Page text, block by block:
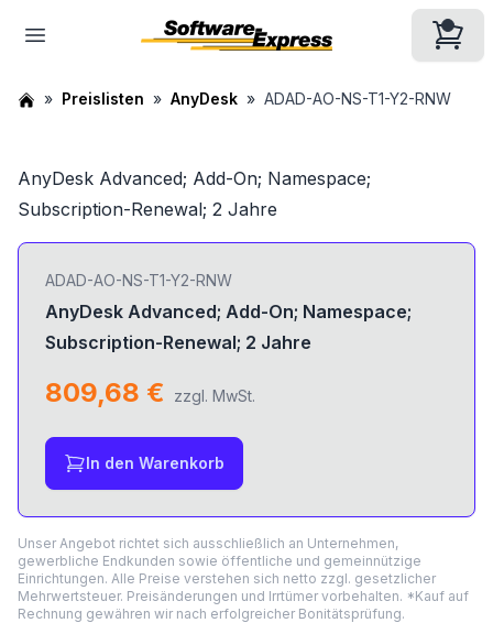
Preislisten AnyDesk ADAD-AO-NS-T1-Y2-RNW
AnyDesk Advanced; Add-On; Namespace;
Subscription-Renewal; 2 Jahre
ADAD-AO-NS-T1-Y2-RNW
AnyDesk Advanced; Add-On; Namespace;
Subscription-Renewal; 2 Jahre
809,68 € zzgl. MwSt.
In den Warenkorb
Unser Angebot richtet sich ausschließlich an Unternehmen,
gewerbliche Endkunden sowie öffentliche und gemeinnützige
Einrichtungen. Alle Preise verstehen sich netto zzgl. gesetzlicher
Mehrwertsteuer. Preisänderungen und Irrtümer vorbehalten. *Kauf auf
Rechnung gewähren wir nach erfolgreicher Bonitätsprüfung.